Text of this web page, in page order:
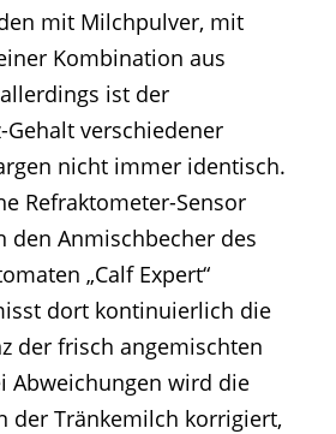
mit Milchpulver, mit
Kombination aus
ist der
Gehalt verschiedener
nicht immer identisch.
Refraktometer-Sensor
den Anmischbecher des
„Calf Expert“
dort kontinuierlich die
der frisch angemischten
Abweichungen wird die
der Tränkemilch korrigiert,